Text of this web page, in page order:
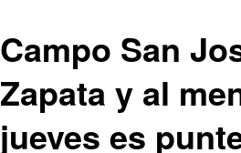
Campo San
Zapata y al
jueves es